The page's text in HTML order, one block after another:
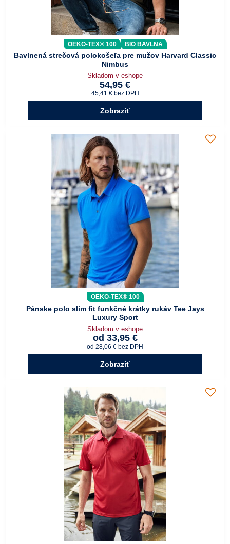
OEKO-TEX® 100 BIO BAVLNA
Bavlnená strečová polokošeľa pre mužov Harvard Classic
Nimbus
Skladom v eshope
54,95 €
45,41 € bez DPH
Zobraziť
OEKO-TEX® 100
Pánske polo slim fit funkčné krátky rukáv Tee Jays
Luxury Sport
Skladom v eshope
od 33,95 €
od 28,06 € bez DPH
Zobraziť